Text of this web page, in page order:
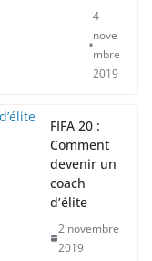
4
nove
mbre
2019
FIFA 20 :
Comment
devenir un
coach
d’élite
2 novembre
2019